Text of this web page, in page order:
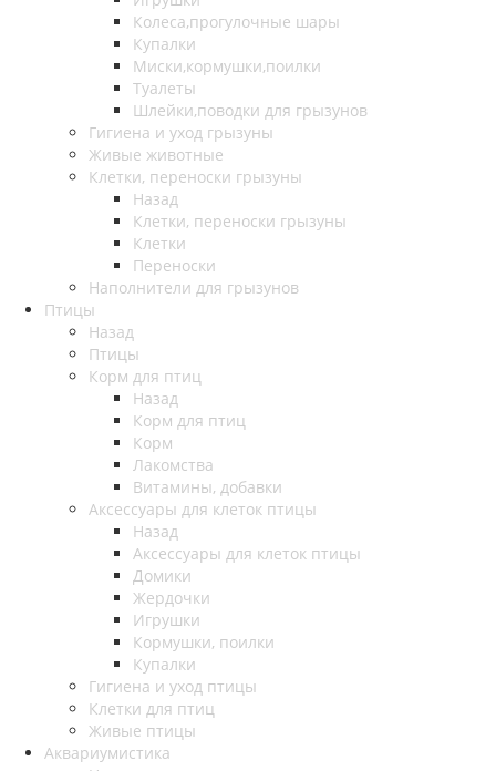
Колеса,прогулочные шары
Купалки
Миски,кормушки,поилки
Туалеты
Шлейки,поводки для грызунов
Гигиена и уход грызуны
Живые животные
Клетки, переноски грызуны
Назад
Клетки, переноски грызуны
Клетки
Переноски
Наполнители для грызунов
Птицы
Назад
Птицы
Корм для птиц
Назад
Корм для птиц
Корм
Лакомства
Витамины, добавки
Аксессуары для клеток птицы
Назад
Аксессуары для клеток птицы
Домики
Жердочки
Игрушки
Кормушки, поилки
Купалки
Гигиена и уход птицы
Клетки для птиц
Живые птицы
Аквариумистика